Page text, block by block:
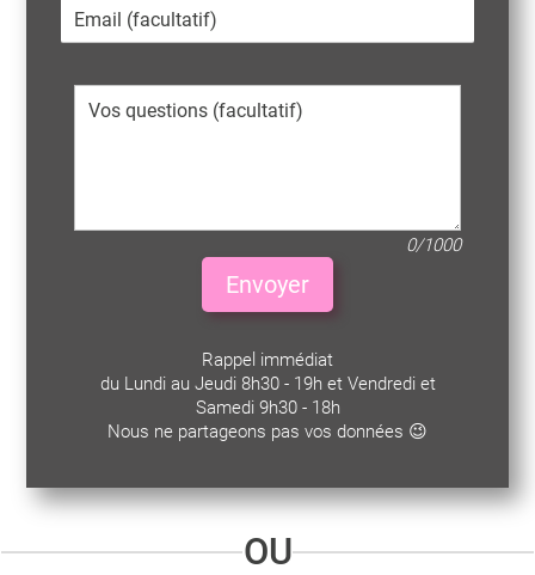
0/1000
Envoyer
Rappel immédiat
du Lundi au Jeudi 8h30 - 19h et Vendredi et
Samedi 9h30 - 18h
Nous ne partageons pas vos données 😉
OU